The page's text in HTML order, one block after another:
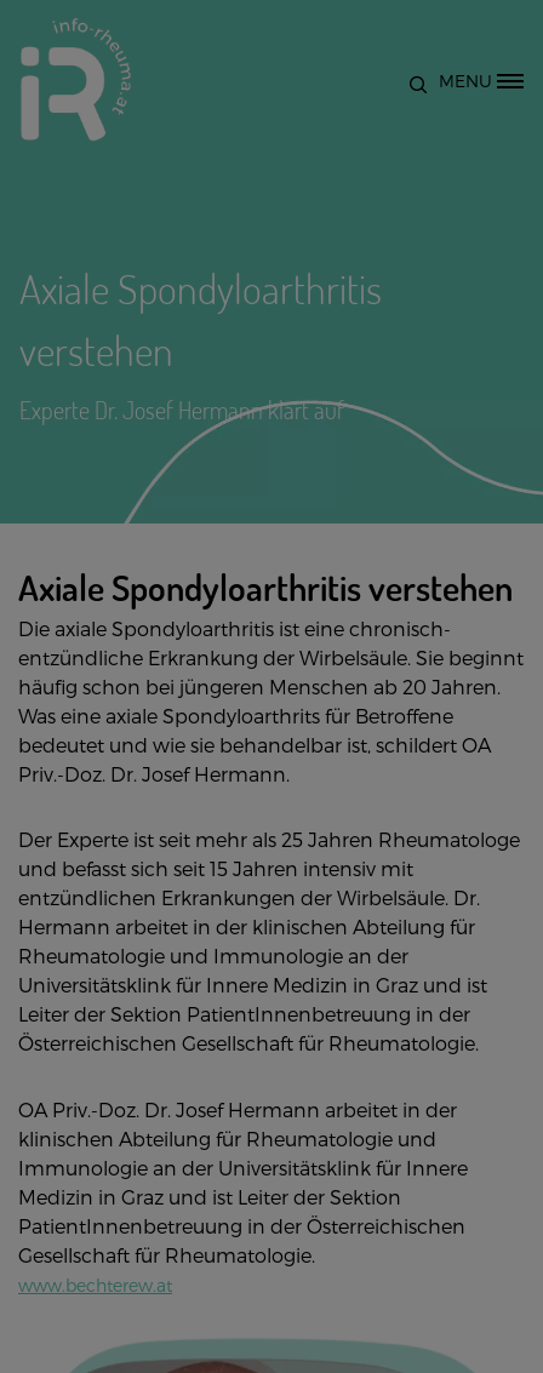
Site Logo MENU
Axiale Spondyloarthritis
verstehen
Experte Dr. Josef Hermann klärt auf
Axiale Spondyloarthritis verstehen
Die axiale Spondyloarthritis ist eine chronisch-
entzündliche Erkrankung der Wirbelsäule. Sie beginnt
häufig schon bei jüngeren Menschen ab 20 Jahren.
Was eine axiale Spondyloarthrits für Betroffene
bedeutet und wie sie behandelbar ist, schildert OA
Priv.-Doz. Dr. Josef Hermann.
Der Experte ist seit mehr als 25 Jahren Rheumatologe
und befasst sich seit 15 Jahren intensiv mit
entzündlichen Erkrankungen der Wirbelsäule. Dr.
Hermann arbeitet in der klinischen Abteilung für
Rheumatologie und Immunologie an der
Universitätsklink für Innere Medizin in Graz und ist
Leiter der Sektion PatientInnenbetreuung in der
Österreichischen Gesellschaft für Rheumatologie.
OA Priv.-Doz. Dr. Josef Hermann arbeitet in der
klinischen Abteilung für Rheumatologie und
Immunologie an der Universitätsklink für Innere
Medizin in Graz und ist Leiter der Sektion
PatientInnenbetreuung in der Österreichischen
Gesellschaft für Rheumatologie.
www.bechterew.at